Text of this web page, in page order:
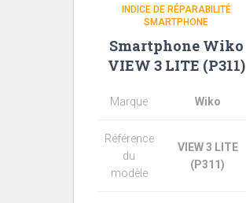
INDICE DE RÉPARABILITÉ
SMARTPHONE
Smartphone Wiko
VIEW 3 LITE (P311)
Marque Wiko
Référence
du
modèle
VIEW 3 LITE
(P311)